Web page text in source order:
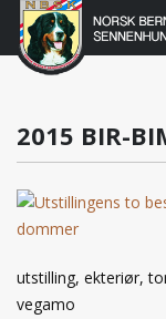
Gå
Norsk
Berner
2015 BIR-
utstilling, ekteriør,
vegamo